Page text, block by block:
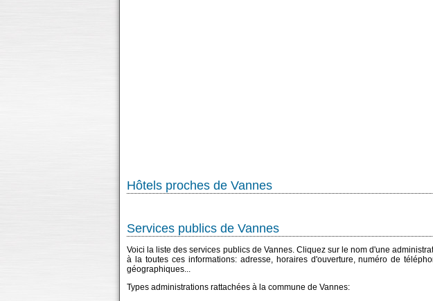
Hôtels proches de Vannes
Services publics de Vannes
Voici la liste des services publics de Vannes. Cliquez sur le nom d'une
à la toutes ces informations: adresse, horaires d'ouverture, numéro de
géographiques...
Types administrations rattachées à la commune de Vannes: